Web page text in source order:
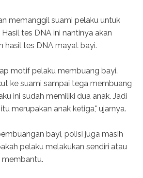
memanggil suami pelaku untuk
tes DNA ini nantinya akan
hasil tes DNA mayat bayi.
motif pelaku membuang bayi.
ke suami sampai tega membuang
ini sudah memiliki dua anak. Jadi
merupakan anak ketiga," ujarnya.
bayi, polisi juga masih
pelaku melakukan sendiri atau